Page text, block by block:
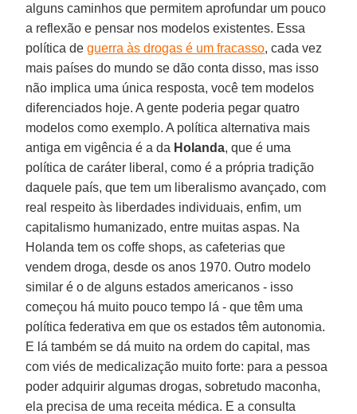
alguns caminhos que permitem aprofundar um pouco
a reflexão e pensar nos modelos existentes. Essa
política deguerra às drogas é um fracasso, cada vez
mais países do mundo se dão conta disso, mas isso
não implica uma única resposta, você tem modelos
diferenciados hoje. A gente poderia pegar quatro
modelos como exemplo. A política alternativa mais
antiga em vigência é a da Holanda, que é uma
política de caráter liberal, como é a própria tradição
daquele país, que tem um liberalismo avançado, com
real respeito às liberdades individuais, enfim, um
capitalismo humanizado, entre muitas aspas. Na
Holanda tem os coffe shops, as cafeterias que
vendem droga, desde os anos 1970. Outro modelo
similar é o de alguns estados americanos - isso
começou há muito pouco tempo lá - que têm uma
política federativa em que os estados têm autonomia.
E lá também se dá muito na ordem do capital, mas
com viés de medicalização muito forte: para a pessoa
poder adquirir algumas drogas, sobretudo maconha,
ela precisa de uma receita médica. E a consulta